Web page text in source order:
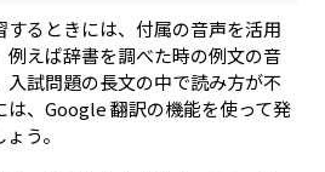
るときには、付属の音声を活用
例えば辞書を調べた時の例文の音
入試問題の長文の中で読み方が不
は、Google 翻訳の機能を使って発
う。